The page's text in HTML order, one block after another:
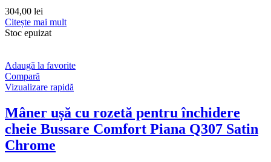
304,00 lei
Citește mai mult
Stoc epuizat
Adaugă la favorite
Compară
Vizualizare rapidă
Mâner ușă cu rozetă pentru închidere
cheie Bussare Comfort Piana Q307 Satin
Chrome